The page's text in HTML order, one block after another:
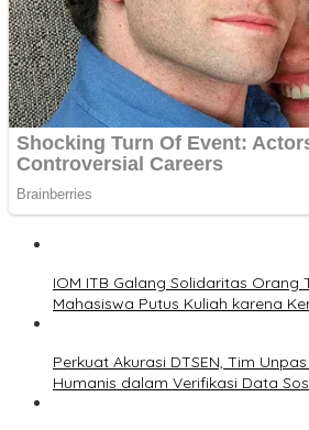
IOM ITB Galang Solidaritas Orang
Mahasiswa Putus Kuliah karena
Perkuat Akurasi DTSEN, Tim
Humanis dalam Verifikasi Data